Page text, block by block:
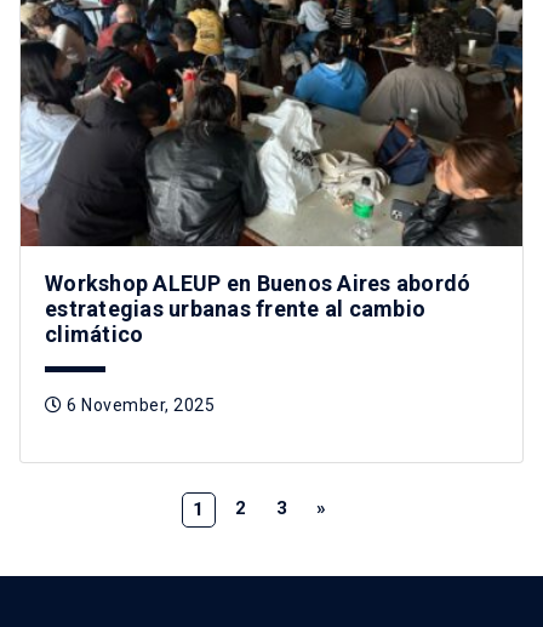
Workshop ALEUP en Buenos Aires abordó
estrategias urbanas frente al cambio
climático
6 November, 2025
1 2 3 »